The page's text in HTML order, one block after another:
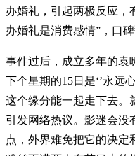
办婚礼，引起两极反应，
办婚礼是消费感情”，口碑
事件过后，成立多年的袁
下个星期的15日是‘’永远
这个缘分能一起走下去。
引发网络热议。影迷会没
点，外界难免把它的决定